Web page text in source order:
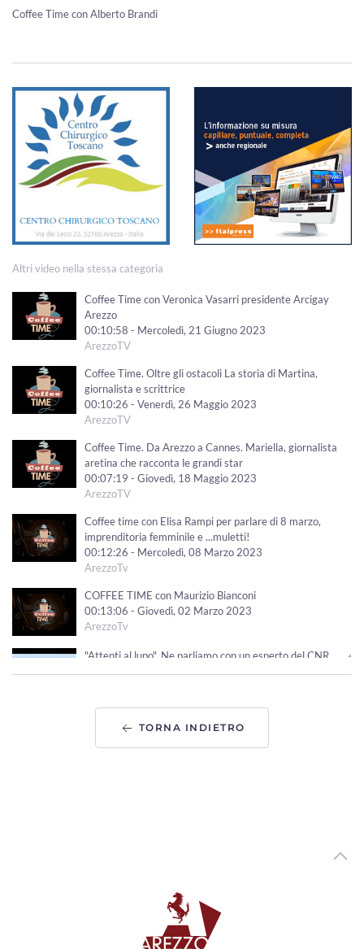
Coffee Time con Alberto Brandi
Altri video nella stessa categoria
Coffee Time con Veronica Vasarri presidente Arcigay
Arezzo
00:10:58 - Mercoledì, 21 Giugno 2023
ArezzoTV
Coffee Time. Oltre gli ostacoli La storia di Martina,
giornalista e scrittrice
00:10:26 - Venerdì, 26 Maggio 2023
ArezzoTV
Coffee Time. Da Arezzo a Cannes. Mariella, giornalista
aretina che racconta le grandi star
00:07:19 - Giovedì, 18 Maggio 2023
ArezzoTV
Coffee time con Elisa Rampi per parlare di 8 marzo,
imprenditoria femminile e ...muletti!
00:12:26 - Mercoledì, 08 Marzo 2023
ArezzoTv
COFFEE TIME con Maurizio Bianconi
00:13:06 - Giovedì, 02 Marzo 2023
ArezzoTv
"Attenti al lupo". Ne parliamo con un esperto del CNR
00:10:57 - Venerdì, 24 Febbraio 2023
ArezzoTv
Coffee Time con Giordana Giordini
00:09:32 - Martedì, 20 Dicembre 2022
TORNA INDIETRO